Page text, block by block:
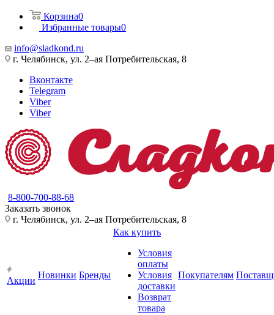
Корзина0
Избранные товары0
info@sladkond.ru
г. Челябинск, ул. 2–ая Потребительская, 8
Вконтакте
Telegram
Viber
Viber
8-800-700-88-68
Заказать звонок
г. Челябинск, ул. 2–ая Потребительская, 8
Акции
Новинки Бренды
Как купить
Условия
оплаты
Условия
доставки
Возврат
товара
Покупателям